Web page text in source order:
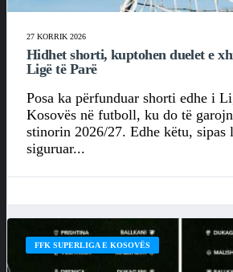
27 KORRIK 2026
Hidhet shorti, kuptohen duelet e
Ligë të Parë
Posa ka përfunduar shorti edhe i
Kosovës në futboll, ku do të
stinorin 2026/27. Edhe këtu, sipas
siguruar...
FFK SUPERLIGA E KOSOVËS